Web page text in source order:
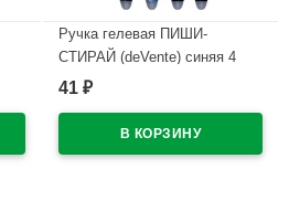
Ручка гелевая ПИШИ-
СТИРАЙ (deVente) синяя 4
дизайна корпуса ассорти
41 ₽